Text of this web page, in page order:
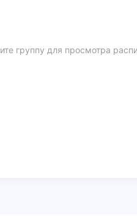
группу для просмотра